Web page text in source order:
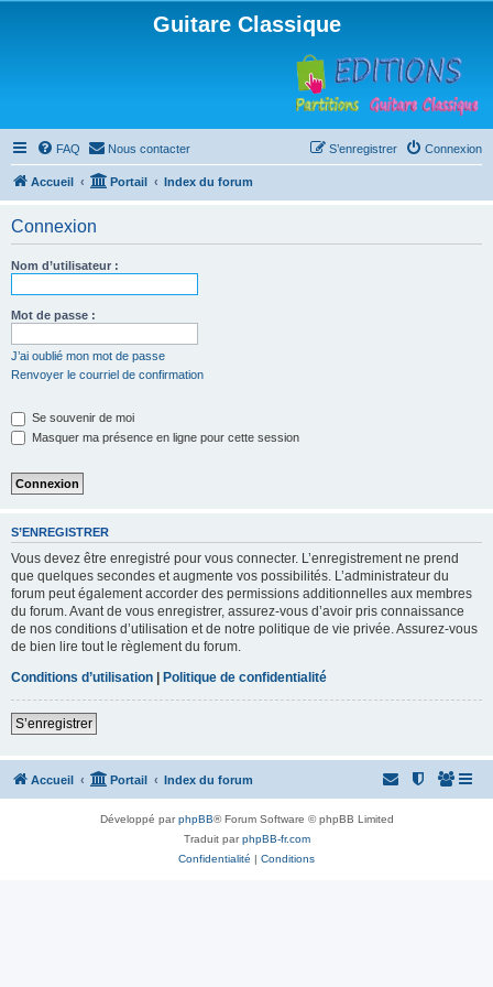
Guitare Classique
FAQ Nous contacter Connexion
S’enregistrer
Accueil Portail Index du forum
Connexion
Nom d’utilisateur :
Mot de passe :
J’ai oublié mon mot de passe
Renvoyer le courriel de confirmation
Se souvenir de moi
Masquer ma présence en ligne pour cette session
S’ENREGISTRER
Vous devez être enregistré pour vous connecter. L’enregistrement ne prend
que quelques secondes et augmente vos possibilités. L’administrateur du
forum peut également accorder des permissions additionnelles aux membres
du forum. Avant de vous enregistrer, assurez-vous d’avoir pris connaissance
de nos conditions d’utilisation et de notre politique de vie privée. Assurez-vous
de bien lire tout le règlement du forum.
Conditions d’utilisation | Politique de confidentialité
S’enregistrer
Accueil Portail Index du forum
Développé parphpBB® Forum Software © phpBB Limited
Traduit parphpBB-fr.com
Confidentialité | Conditions